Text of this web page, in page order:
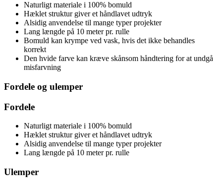
Naturligt materiale i 100% bomuld
Hæklet struktur giver et håndlavet udtryk
Alsidig anvendelse til mange typer projekter
Lang længde på 10 meter pr. rulle
Bomuld kan krympe ved vask, hvis det ikke behandles
korrekt
Den hvide farve kan kræve skånsom håndtering for at undgå
misfarvning
Fordele og ulemper
Fordele
Naturligt materiale i 100% bomuld
Hæklet struktur giver et håndlavet udtryk
Alsidig anvendelse til mange typer projekter
Lang længde på 10 meter pr. rulle
Ulemper